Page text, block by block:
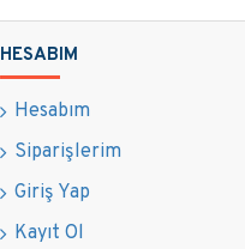
HESABIM
Hesabım
Siparişlerim
Giriş Yap
Kayıt Ol